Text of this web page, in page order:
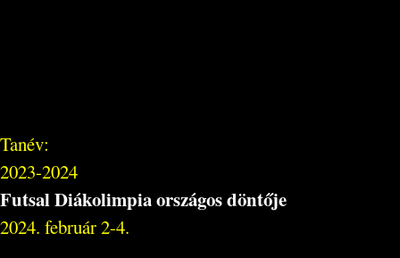
Tanév:
2023-2024
Futsal Diákolimpia országos döntője
2024. február 2-4.